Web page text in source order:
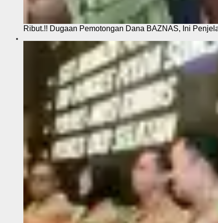
Ribut.!! Dugaan Pemotongan Dana BAZNAS, Ini